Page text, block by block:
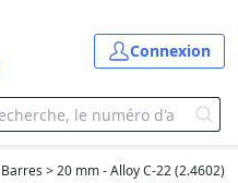
Connexion
Barres > 20 mm - Alloy C-22 (2.4602)